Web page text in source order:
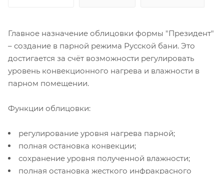
Главное назначение облицовки формы "Президент"
– создание в парной режима Русской бани. Это
достигается за счёт возможности регулировать
уровень конвекционного нагрева и влажности в
парном помещении.
Функции облицовки:
регулирование уровня нагрева парной;
полная остановка конвекции;
сохранение уровня полученной влажности;
полная остановка жесткого инфракрасного